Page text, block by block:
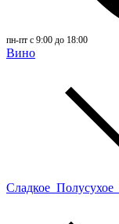
пн-пт с 9:00 до 18:00
Вино
Сладкое Полусухое